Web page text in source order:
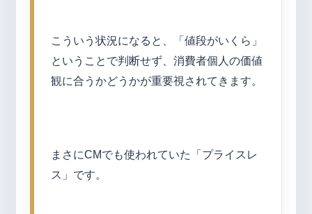
こういう状況になると、「値段がいくら」
ということで判断せず、消費者個人の価値
観に合うかどうかが重要視されてきます。
まさにCMでも使われていた「プライスレ
ス」です。